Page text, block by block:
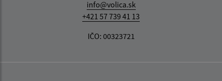
info@volica.sk
+421 57 739 41 13
IČO: 00323721